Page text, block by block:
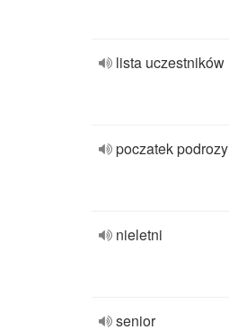
lista uczestników
poczatek podrozy
nieletni
senior